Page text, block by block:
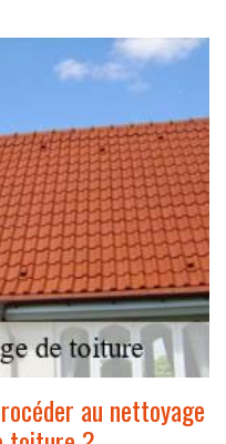
au nettoyage